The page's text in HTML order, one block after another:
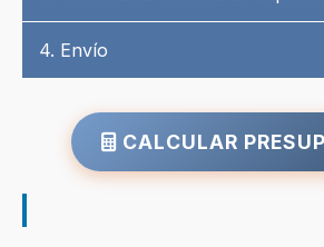
4. Envío
CALCULAR